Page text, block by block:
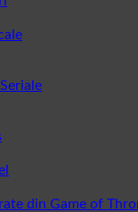
din Game of